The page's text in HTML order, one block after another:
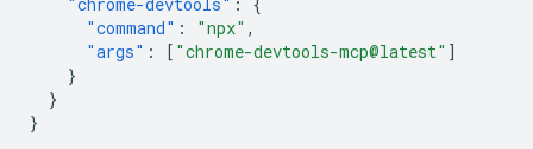
"chrome-devtools" :
{
"command" : "npx" ,
"args" : [ "chrome-devtools-mcp@latest" ]
}
}
}